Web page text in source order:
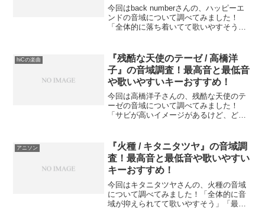
め！
今回はback numberさんの、ハッピーエ
ンドの音域について調べてみました！
「全体的に落ち着いてて歌いやすそう」
事では、『ハッピーエンド』の音域（最
低音〜最高音）を...
hiCの楽曲
『残酷な天使のテーゼ / 高橋洋
子』の音域調査！最高音と最低音
や歌いやすいキーおすすめ！
今回は高橋洋子さんの、残酷な天使のテ
ーゼの音域について調べてみました！
「サビが高いイメージがあるけど、どれ
ょうか？この記事では、『残酷な天使の
テーゼ』の音域（最低音〜最...
アニソン
『火種 / キタニタツヤ』の音域調
査！最高音と最低音や歌いやすい
キーおすすめ！
今回はキタニタツヤさんの、火種の音域
について調べてみました！「全体的に音
域が抑えられてて歌いやすそう」「最高